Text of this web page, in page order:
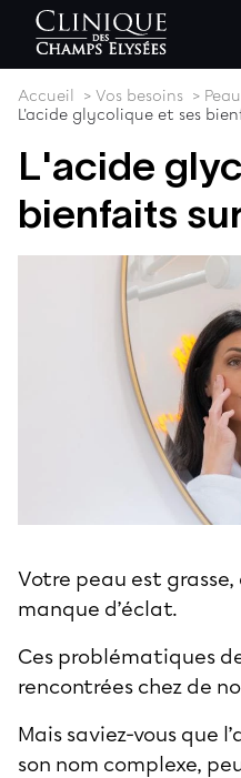
Accueil Vos besoins Peau
L'acide glycolique et ses
L'acide
bienfaits
Votre peau est
manque d’éclat.
Ces problématiques
rencontrées chez de
Mais saviez-vous que
son nom complexe,